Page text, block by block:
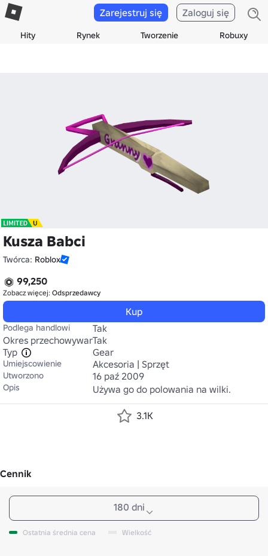
Hity Rynek Tworzenie Robuxy
Zarejestruj się Zaloguj się
Kusza Babci
Twórca: Roblox
99,250
Zobacz więcej: Odsprzedawcy
Kup
Podlega handlowi
Tak
Okres przechowywania
Tak
Typ
Gear
Umiejscowienie Akcesoria | Sprzęt
Utworzono 16 paź 2009
Opis Używa go do polowania na wilki.
3.1K
Cennik
180 dni
Ostatnia średnia cena Wielkość